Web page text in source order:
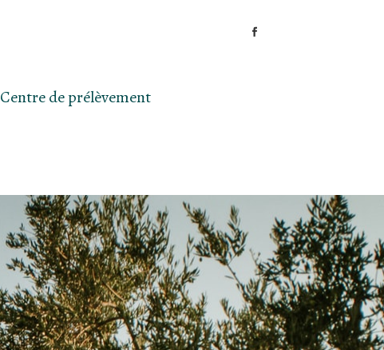
Centre de prélèvement